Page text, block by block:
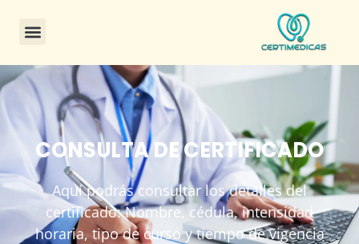
CONSULTA DE CERTIFICADO
Aquí podrás consultar los detalles del
certificado: Nombre, cédula, intensidad
horaria, tipo de curso y tiempo de vigencia